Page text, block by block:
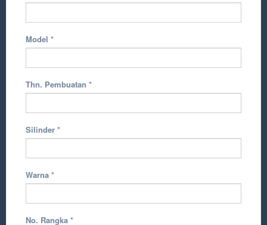
Model *
Thn. Pembuatan *
Silinder *
Warna *
No. Rangka *